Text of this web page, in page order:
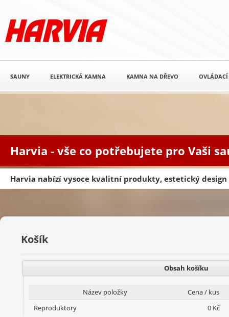
Harvia - vše co potřebujete pro Vaši
Harvia nabízí vysoce kvalitní produkty, estetický design
SAUNY ELEKTRICKÁ KAMNA KAMNA NA DŘEVO OVLÁDACÍ
Košík
Obsah košíku
Název položky
Cena / kus
Reproduktory
0 Kč